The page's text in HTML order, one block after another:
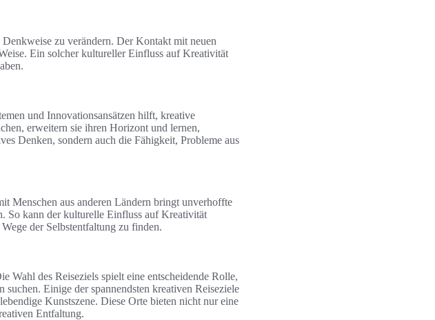
zu verändern. Der Kontakt mit neuen
Ein solcher kultureller Einfluss auf Kreativität
und Innovationsansätzen hilft, kreative
erweitern sie ihren Horizont und lernen,
Denken, sondern auch die Fähigkeit, Probleme aus
Menschen aus anderen Ländern bringt unverhoffte
So kann der kulturelle Einfluss auf Kreativität
der Selbstentfaltung zu finden.
Wahl des Reiseziels spielt eine entscheidende Rolle,
Einige der spannendsten kreativen Reiseziele
Kunstszene. Diese Orte bieten nicht nur eine
Entfaltung.